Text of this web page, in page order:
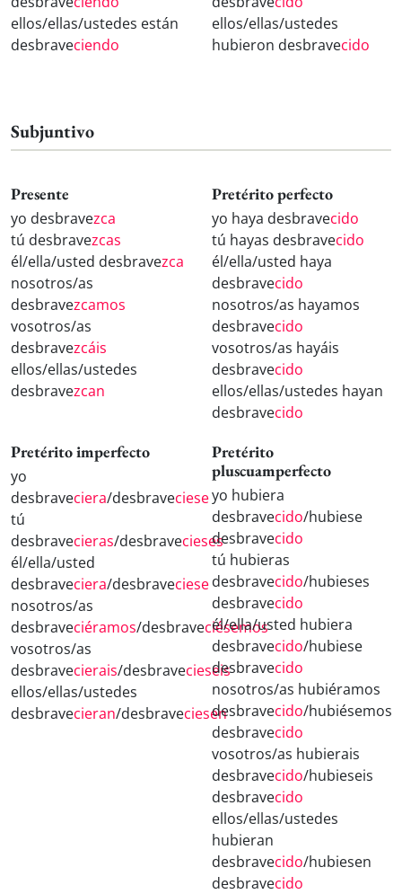
ellos/ellas/ustedes están
desbraveciendo
ellos/ellas/ustedes
hubieron desbravecido
Subjuntivo
Presente
yo desbravezca
tú desbravezcas
él/ella/usted desbravezca
nosotros/as
desbravezcamos
vosotros/as
desbravezcáis
ellos/ellas/ustedes
desbravezcan
Pretérito perfecto
yo haya desbravecido
tú hayas desbravecido
él/ella/usted haya
desbravecido
nosotros/as hayamos
desbravecido
vosotros/as hayáis
desbravecido
ellos/ellas/ustedes hayan
desbravecido
Pretérito imperfecto
yo
desbraveciera/desbraveciese
tú
desbravecieras/desbravecieses
él/ella/usted
desbraveciera/desbraveciese
nosotros/as
desbraveciéramos/desbraveciésemos
vosotros/as
desbravecierais/desbravecieseis
ellos/ellas/ustedes
desbravecieran/desbraveciesen
Pretérito
pluscuamperfecto
yo hubiera
desbravecido/hubiese
desbravecido
tú hubieras
desbravecido/hubieses
desbravecido
él/ella/usted hubiera
desbravecido/hubiese
desbravecido
nosotros/as hubiéramos
desbravecido/hubiésemos
desbravecido
vosotros/as hubierais
desbravecido/hubieseis
desbravecido
ellos/ellas/ustedes
hubieran
desbravecido/hubiesen
desbravecido